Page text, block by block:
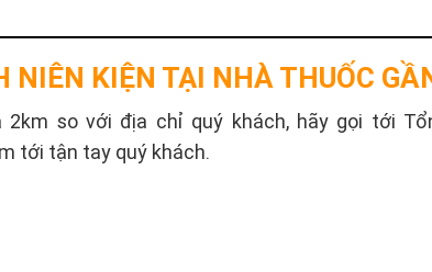
NIÊN KIỆN TẠI NHÀ THUỐC
so với địa chỉ quý khách, hãy gọi tới
tới tận tay quý khách.